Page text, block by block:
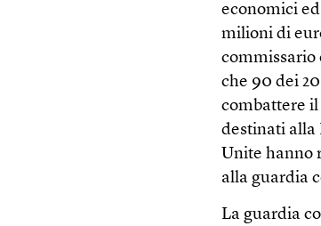
economici
milioni di
commissario
che 90 dei
combattere
destinati alla
Unite hanno
alla guardia
La guardia